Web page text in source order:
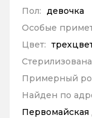
Пол: девочка
Особые
Цвет:
Примерный
Найден по
Первомайская